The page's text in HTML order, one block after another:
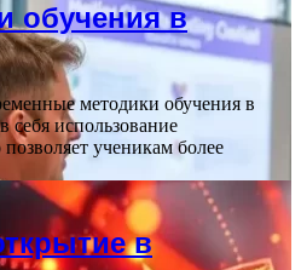
обучения в
методики обучения в
себя использование
ученикам более
в